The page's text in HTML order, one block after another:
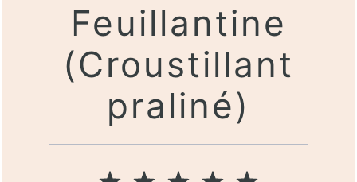
Feuillantine
(Croustillant
praliné)